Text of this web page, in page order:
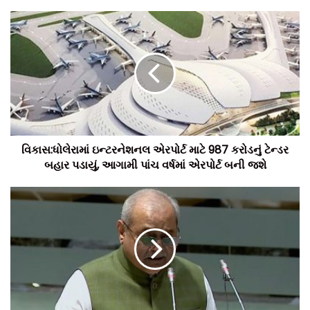
વિકાસ:ધોલેરામાં ઇન્ટરનેશનલ એરપોર્ટ માટે 987 કરોડનું ટેન્ડર
બહાર પડાયું, આગામી પાંચ વર્ષમાં એરપોર્ટ બની જશે